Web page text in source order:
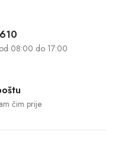
08:00 do 17:00
čim prije